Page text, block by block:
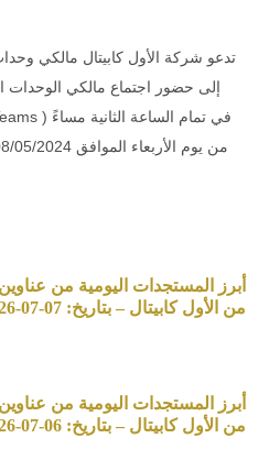
إلى حضور اجتماع مالكي الوحدات
أبرز المستجدات اليومية من
من الأول كابيتال – بتاريخ: 07-07-2026م
أبرز المستجدات اليومية من
من الأول كابيتال – بتاريخ: 06-07-2026م